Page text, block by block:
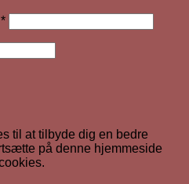
*Required
til at tilbyde dig en bedre
på denne hjemmeside